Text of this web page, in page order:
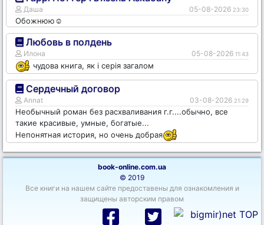
Даша 05-08-2026 23:30
Обожнюю☺️
Любовь в полдень
Илона 05-08-2026 11:43
чудова книга, як і серія загалом
Сердечный договор
Annat 03-08-2026 21:29
Необычный роман без расхваливания г.г....обычно, все
такие красивые, умные, богатые...
Непонятная история, но очень добрая
book-online.com.ua
© 2019
Все книги на нашем сайте предоставены для ознакомления и
защищены авторским правом